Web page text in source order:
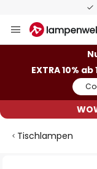
Inhalt
EXTRA 10%
Tischlampen